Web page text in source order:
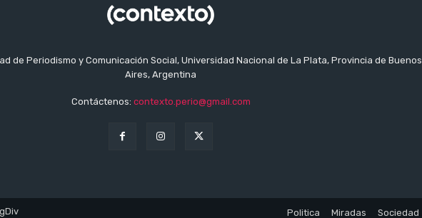
de Periodismo y Comunicación Social, Universidad Nacional de La Plata, Provincia de Buenos
Aires, Argentina
Contáctenos: contexto.perio@gmail.com
Politica Miradas Sociedad